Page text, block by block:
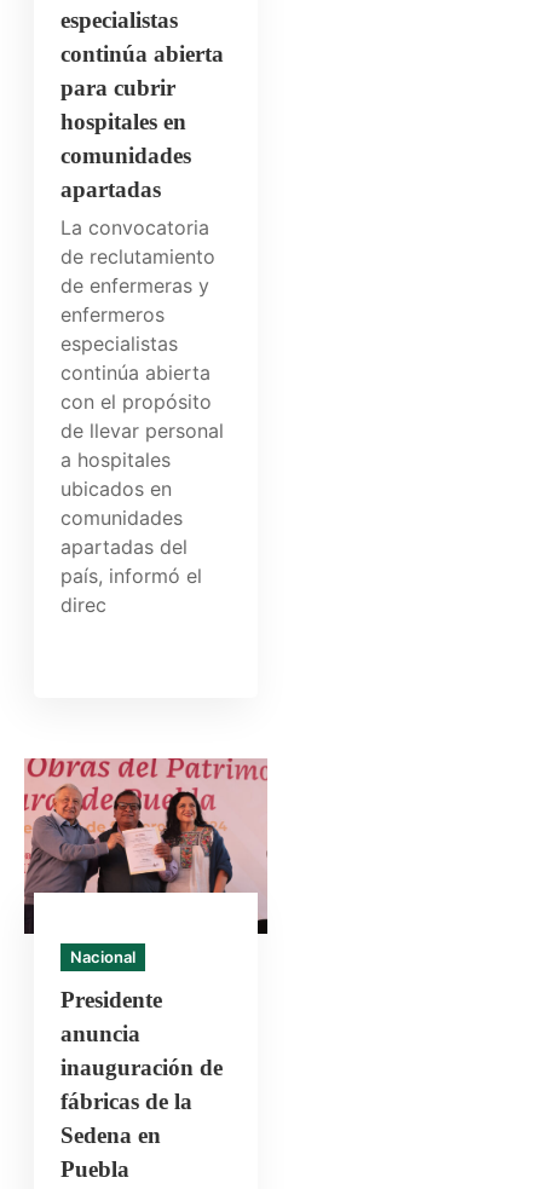
especialistas
continúa abierta
para cubrir
hospitales en
comunidades
apartadas
La convocatoria
de reclutamiento
de enfermeras y
enfermeros
especialistas
continúa abierta
con el propósito
de llevar personal
a hospitales
ubicados en
comunidades
apartadas del
país, informó el
direc
Nacional
Presidente
anuncia
inauguración de
fábricas de la
Sedena en
Puebla